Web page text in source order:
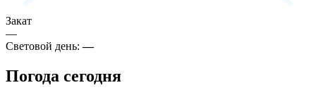
Закат
—
Световой день:—
Погода сегодня